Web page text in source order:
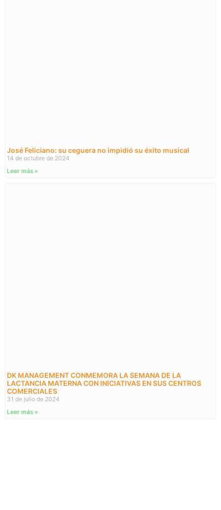
José Feliciano: su ceguera no impidió su éxito musical
14 de octubre de 2024
Leer más »
DK MANAGEMENT CONMEMORA LA SEMANA DE LA
LACTANCIA MATERNA CON INICIATIVAS EN SUS CENTROS
COMERCIALES
31 de julio de 2024
Leer más »